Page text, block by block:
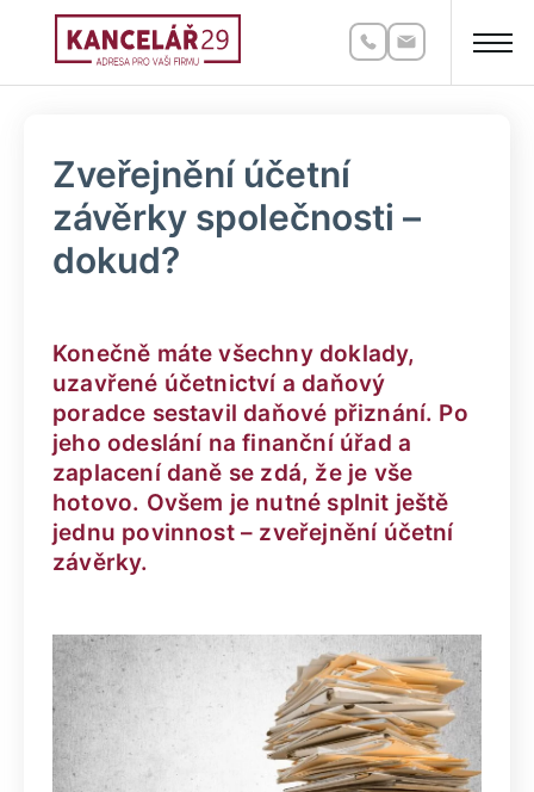
Zveřejnění účetní
závěrky společnosti –
dokud?
Konečně máte všechny doklady,
uzavřené účetnictví a daňový
poradce sestavil daňové přiznání. Po
jeho odeslání na finanční úřad a
zaplacení daně se zdá, že je vše
hotovo. Ovšem je nutné splnit ještě
jednu povinnost – zveřejnění účetní
závěrky.